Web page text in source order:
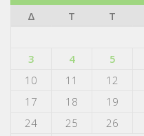
Δ
Τ Τ
3
4 5
10
11 12
17
18 19
24
25 26